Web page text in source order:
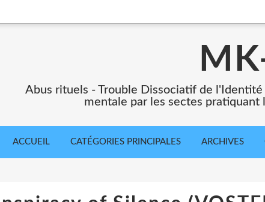
Abus rituels - Trouble Dissociatif de
mentale par les sectes
ACCUEIL CATÉGORIES PRINCIPALES ARCHIVES